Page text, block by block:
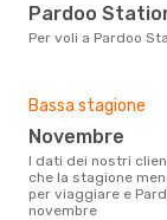
Pardoo
Per voli a Pardoo
Bassa stagione
novembre
I dati dei nostri clienti ci dicono
che la stagione
per viaggiare e
novembre